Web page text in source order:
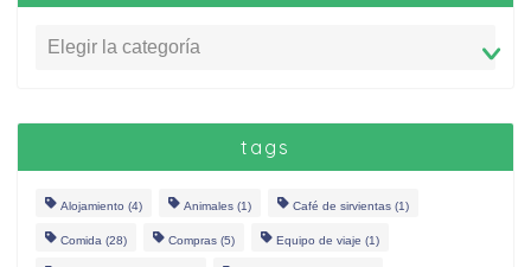
tags
Alojamiento (4) Animales (1) Café de sirvientas (1)
Comida (28) Compras (5) Equipo de viaje (1)